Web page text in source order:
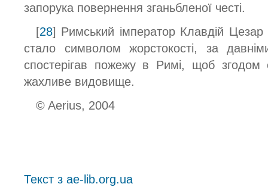
запорука повернення зганьбленої честі.
[28] Римський імператор Клавдій
стало символом жорстокості, за
спостерігав пожежу в Римі, щоб згодом
жахливе видовище.
© Aerius, 2004
Текст з ae-lib.org.ua